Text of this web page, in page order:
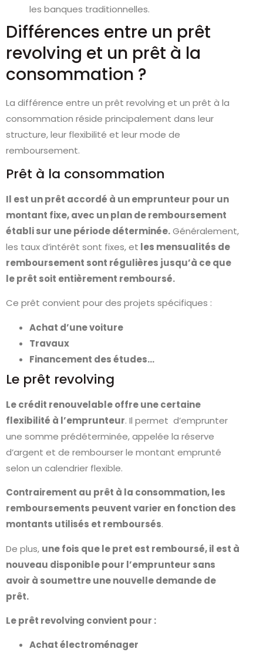
les banques traditionnelles.
Différences entre un prêt
revolving et un prêt à la
consommation ?
La différence entre un prêt revolving et un prêt à la
consommation réside principalement dans leur
structure, leur flexibilité et leur mode de
remboursement.
Prêt à la consommation
Il est un prêt accordé à un emprunteur pour un
montant fixe, avec un plan de remboursement
établi sur une période déterminée.Généralement,
les taux d’intérêt sont fixes, et les mensualités de
remboursement sont régulières jusqu’à ce que
le prêt soit entièrement remboursé.
Ce prêt convient pour des projets spécifiques :
Achat d’une voiture
Travaux
Financement des études…
Le prêt revolving
Le crédit renouvelable offre une certaine
flexibilité à l’emprunteur. Il permet d’emprunter
une somme prédéterminée, appelée la réserve
d’argent et de rembourser le montant emprunté
selon un calendrier flexible.
Contrairement au prêt à la consommation, les
remboursements peuvent varier en fonction des
montants utilisés et remboursés.
De plus, une fois que le pret est remboursé, il est à
nouveau disponible pour l’emprunteur sans
avoir à soumettre une nouvelle demande de
prêt.
Le prêt revolving convient pour :
Achat électroménager